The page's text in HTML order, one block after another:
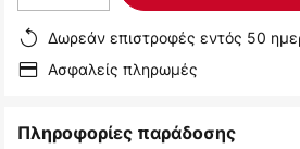
Δωρεάν επιστροφές εντός 50
Ασφαλείς πληρωμές
Πληροφορίες παράδοσης